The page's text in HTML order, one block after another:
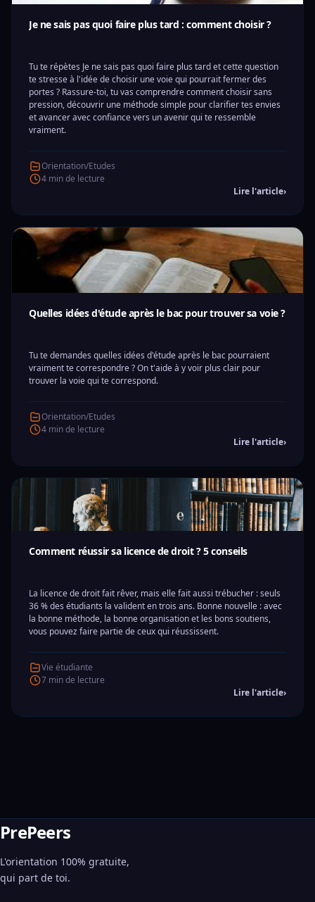
Je ne sais pas quoi faire plus tard : comment choisir ?
Tu te répètes Je ne sais pas quoi faire plus tard et cette question
te stresse à l'idée de choisir une voie qui pourrait fermer des
portes ? Rassure-toi, tu vas comprendre comment choisir sans
pression, découvrir une méthode simple pour clarifier tes envies
et avancer avec confiance vers un avenir qui te ressemble
vraiment.
Orientation/Etudes
4 min de lecture
Lire l'article›
Quelles idées d'étude après le bac pour trouver sa voie ?
Tu te demandes quelles idées d'étude après le bac pourraient
vraiment te correspondre ? On t'aide à y voir plus clair pour
trouver la voie qui te correspond.
Orientation/Etudes
4 min de lecture
Lire l'article›
Comment réussir sa licence de droit ? 5 conseils
La licence de droit fait rêver, mais elle fait aussi trébucher : seuls
36 % des étudiants la valident en trois ans. Bonne nouvelle : avec
la bonne méthode, la bonne organisation et les bons soutiens,
vous pouvez faire partie de ceux qui réussissent.
Vie étudiante
7 min de lecture
Lire l'article›
PrePeers
L'orientation 100% gratuite,
qui part de toi.